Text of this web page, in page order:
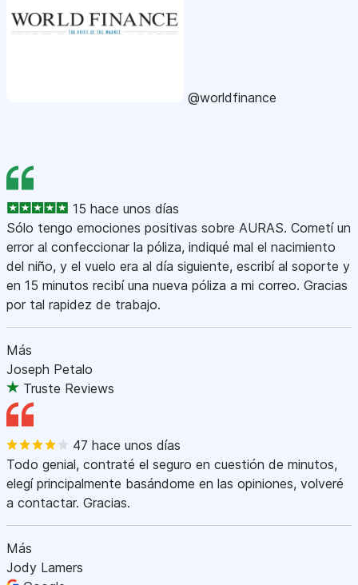
@worldfinance
15 hace unos días
Sólo tengo emociones positivas sobre AURAS. Cometí un
error al confeccionar la póliza, indiqué mal el nacimiento
del niño, y el vuelo era al día siguiente, escribí al soporte y
en 15 minutos recibí una nueva póliza a mi correo. Gracias
por tal rapidez de trabajo.
Más
Joseph Petalo
Truste Reviews
47 hace unos días
Todo genial, contraté el seguro en cuestión de minutos,
elegí principalmente basándome en las opiniones, volveré
a contactar. Gracias.
Más
Jody Lamers